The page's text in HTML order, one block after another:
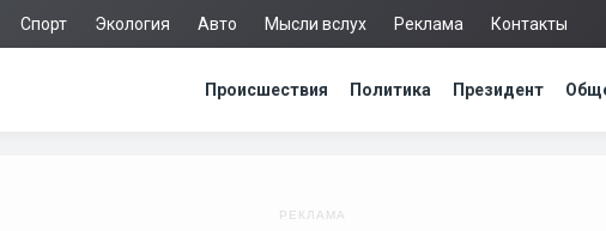
Спорт Экология Авто Мысли вслух Реклама Контакты
Происшествия Политика Президент